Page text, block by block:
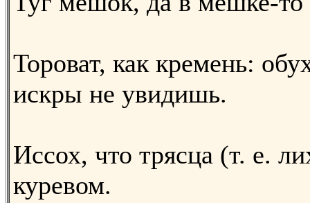
Тороват, как кремень:
искры не увидишь.
Иссох, что трясца (т. е.
куревом.